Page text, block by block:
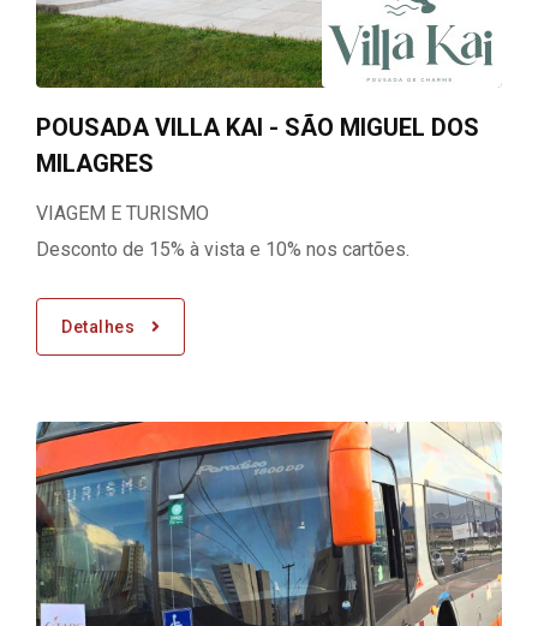
POUSADA VILLA KAI - SÃO MIGUEL DOS
MILAGRES
VIAGEM E TURISMO
Desconto de 15% à vista e 10% nos cartões.
Detalhes